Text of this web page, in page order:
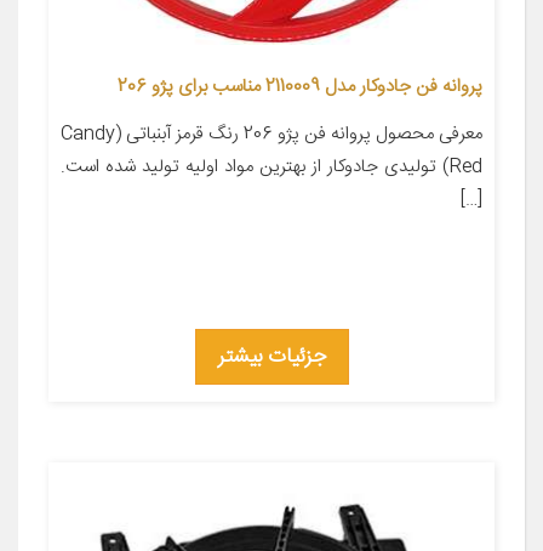
پروانه فن جادوکار مدل 2110009 مناسب برای پژو 206
معرفی محصول پروانه فن پژو 206 رنگ قرمز آبنباتی (Candy
Red) تولیدی جادوکار از بهترین مواد اولیه تولید شده است.
[…]
جزئیات بیشتر